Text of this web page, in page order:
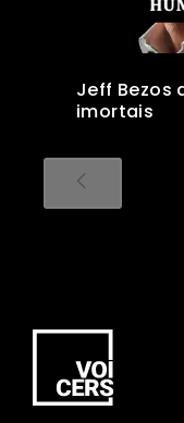
Jeff Bezos
imortais